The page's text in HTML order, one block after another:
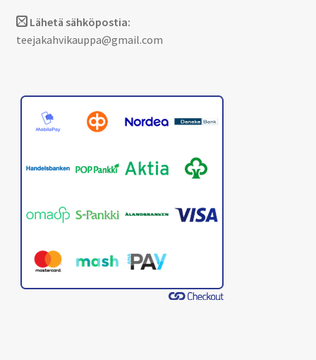
Lähetä sähköpostia:
teejakahvikauppa@gmail.com